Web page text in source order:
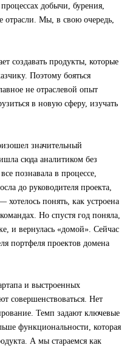
добычи, бурения,
отрасли. Мы, в свою очередь,
создавать продукты, которые
Поэтому бояться
не отраслевой опыт
в новую сферу, изучать
значительный
сюда аналитиком без
познавала в процессе,
до руководителя проекта,
понять, как устроена
Но спустя год поняла,
и вернулась «домой». Сейчас
портфеля проектов домена
и выстроенных
совершенствоваться. Нет
Темп задают ключевые
функциональности, которая
А мы стараемся как